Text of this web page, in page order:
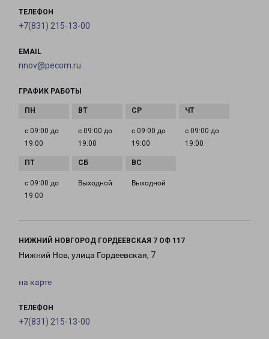
ТЕЛЕФОН
+7(831) 215-13-00
EMAIL
nnov@pecom.ru
ГРАФИК РАБОТЫ
с 09:00 до
19:00
с 09:00 до
19:00
с 09:00 до
19:00
с 09:00 до
19:00
с 09:00 до
19:00
Выходной Выходной
НИЖНИЙ НОВГОРОД ГОРДЕЕВСКАЯ 7 ОФ 117
Нижний Нов, улица Гордеевская, 7
на карте
ТЕЛЕФОН
+7(831) 215-13-00